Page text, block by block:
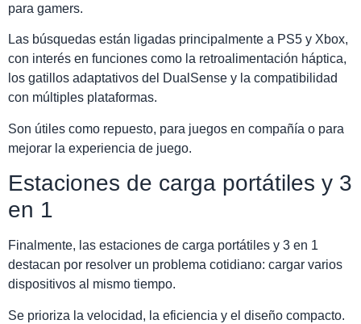
para gamers.
Las búsquedas están ligadas principalmente a PS5 y Xbox,
con interés en funciones como la retroalimentación háptica,
los gatillos adaptativos del DualSense y la compatibilidad
con múltiples plataformas.
Son útiles como repuesto, para juegos en compañía o para
mejorar la experiencia de juego.
Estaciones de carga portátiles y 3
en 1
Finalmente, las estaciones de carga portátiles y 3 en 1
destacan por resolver un problema cotidiano: cargar varios
dispositivos al mismo tiempo.
Se prioriza la velocidad, la eficiencia y el diseño compacto.